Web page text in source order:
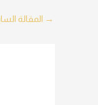
Post
→ المقالة